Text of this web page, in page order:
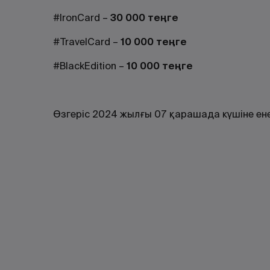
#IronCard – 30 000 теңге
#TravelCard – 10 000 теңге
#BlackEdition – 10 000 теңге
Өзгеріс 2024 жылғы 07 қарашада күшіне